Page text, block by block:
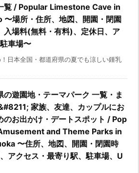
覧 / Popular Limestone Cave in
〜場所・住所、地図、開園・閉園
入場料(無料・有料)、定休日、ア
車場〜
日本全国・都道府県の夏でも涼しい鍾乳
の遊園地・テーマパーク 一覧・ま
家族、友達、カップルにお
のお出かけ・デートスポット / Pop
and Theme Parks in
〜住所、地図、開園・閉園時
アクセス・最寄り駅、駐車場、U